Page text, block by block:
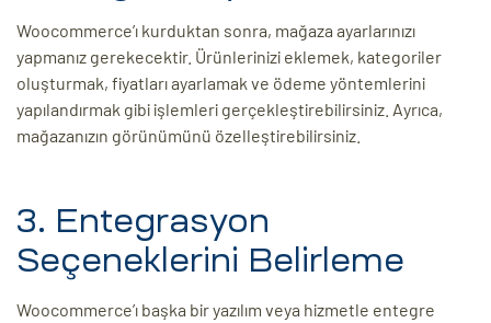
Woocommerce’ı kurduktan sonra, mağaza ayarlarınızı
yapmanız gerekecektir. Ürünlerinizi eklemek, kategoriler
oluşturmak, fiyatları ayarlamak ve ödeme yöntemlerini
yapılandırmak gibi işlemleri gerçekleştirebilirsiniz. Ayrıca,
mağazanızın görünümünü özelleştirebilirsiniz.
3. Entegrasyon
Seçeneklerini Belirleme
Woocommerce’ı başka bir yazılım veya hizmetle entegre